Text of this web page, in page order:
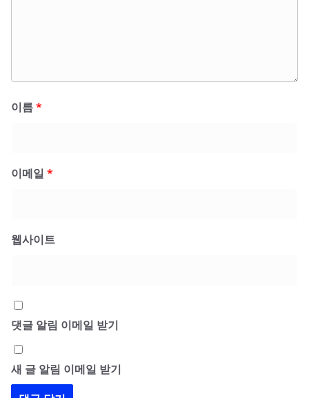
이름*
이메일 *
웹사이트
댓글 알림 이메일 받기
새 글 알림 이메일 받기